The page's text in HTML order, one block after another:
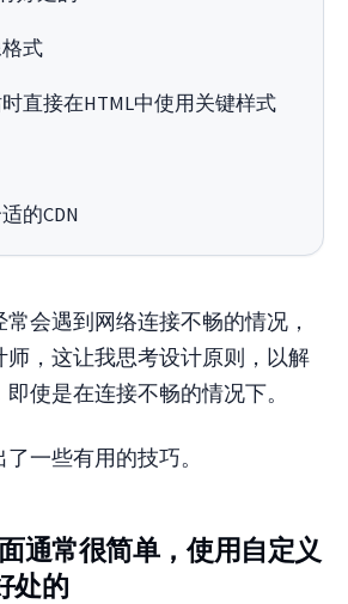
式
直接在HTML中使用关键样式
的CDN
会遇到网络连接不畅的情况，
师，这让我思考设计原则，以解
使是在连接不畅的情况下。
一些有用的技巧。
通常很简单，使用自定义
处的